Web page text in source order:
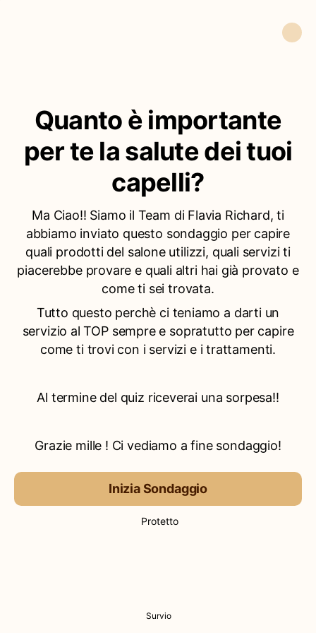
Quanto è importante
per te la salute dei tuoi
capelli?
Ma Ciao!! Siamo il Team di Flavia Richard, ti
abbiamo inviato questo sondaggio per capire
quali prodotti del salone utilizzi, quali servizi ti
piacerebbe provare e quali altri hai già provato e
come ti sei trovata.
Tutto questo perchè ci teniamo a darti un
servizio al TOP sempre e sopratutto per capire
come ti trovi con i servizi e i trattamenti.
Al termine del quiz riceverai una sorpesa!!
Grazie mille ! Ci vediamo a fine sondaggio!
Inizia Sondaggio
Protetto
Survio